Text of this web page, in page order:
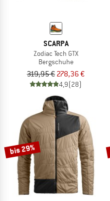
SCARPA
Zodiac Tech GTX
Bergschuhe
319,95 € 278,36 €
4,9(28)
bis 29%